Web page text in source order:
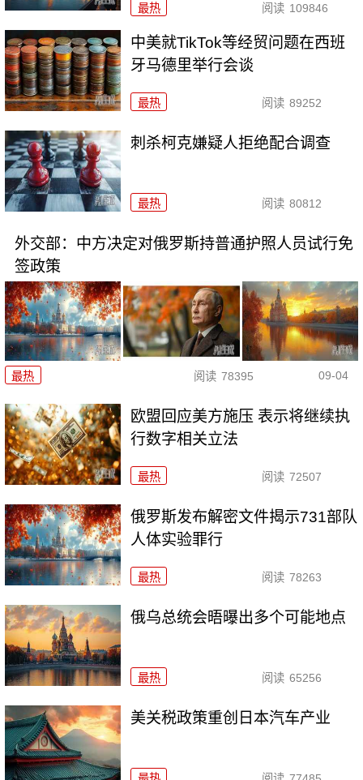
最热 阅读 109846
中美就TikTok等经贸问题在西班
牙马德里举行会谈
最热 阅读 89252
刺杀柯克嫌疑人拒绝配合调查
最热 阅读 80812
外交部：中方决定对俄罗斯持普通护照人员试行免
签政策
最热 阅读 78395 09-04
欧盟回应美方施压 表示将继续执
行数字相关立法
最热 阅读 72507
俄罗斯发布解密文件揭示731部队
人体实验罪行
最热 阅读 78263
俄乌总统会晤曝出多个可能地点
最热 阅读 65256
美关税政策重创日本汽车产业